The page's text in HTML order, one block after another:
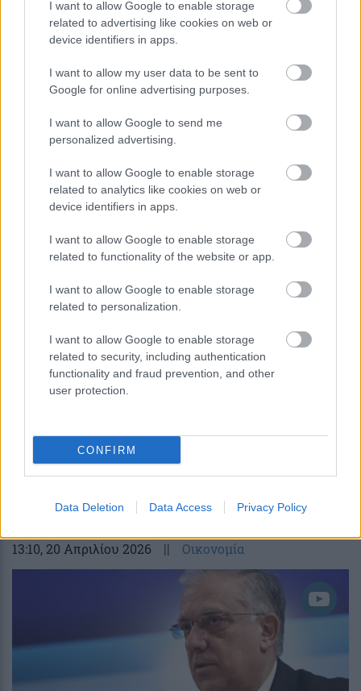
I want to allow Google to enable storage
related to advertising like cookies on web or
device identifiers in apps.
I want to allow my user data to be sent to
Google for online advertising purposes.
I want to allow Google to send me
personalized advertising.
I want to allow Google to enable storage
related to analytics like cookies on web or
device identifiers in apps.
I want to allow Google to enable storage
related to functionality of the website or app.
I want to allow Google to enable storage
related to personalization.
I want to allow Google to enable storage
related to security, including authentication
functionality and fraud prevention, and other
user protection.
CONFIRM
Data Deletion Data Access Privacy Policy
Κόντες: Περάσαμε μεγάλο σκόπελο – Το
πρώτο κρουαζιερόπλοιο θα ξεκινήσει 1η
Μαΐου
, 20 Απριλίου 2026 ||
Σημαντικές πιέσεις στις εξαγωγικές
επιχειρήσεις – “Καμπανάκι” ΣΕΒΕ για
13:10, 20 Απριλίου 2026 || Οικονομία